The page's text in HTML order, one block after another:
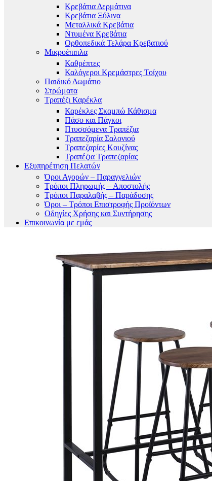
Κρεβάτια Δερμάτινα
Κρεβάτια Ξύλινα
Μεταλλικά Κρεβάτια
Ντυμένα Κρεβάτια
Ορθοπεδικά Τελάρα Κρεβατιού
Μικροέπιπλα
Καθρέπτες
Καλόγεροι Κρεμάστρες Τοίχου
Παιδικό Δωμάτιο
Στρώματα
Τραπέζι Καρέκλα
Καρέκλες Σκαμπώ Κάθισμα
Πάσο και Πάγκοι
Πτυσσόμενα Τραπέζια
Τραπεζαρία Σαλονιού
Τραπεζαρίες Κουζίνας
Τραπέζια Τραπεζαρίας
Εξυπηρέτηση Πελατών
Όροι Αγορών – Παραγγελιών
Τρόποι Πληρωμής – Αποστολής
Τρόποι Παραλαβής – Παράδοσης
Όροι – Τρόποι Επιστροφής Προϊόντων
Οδηγίες Χρήσης και Συντήρησης
Επικοινωνία με εμάς